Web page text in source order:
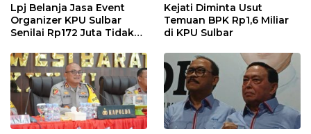
Lpj Belanja Jasa Event
Organizer KPU Sulbar
Senilai Rp172 Juta Tidak
Sebenarnya
Kejati Diminta Usut
Temuan BPK Rp1,6 Miliar
di KPU Sulbar